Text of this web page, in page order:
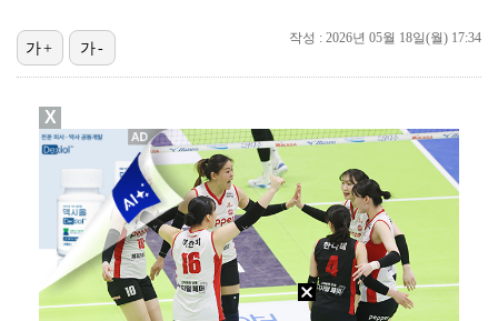
아이들 미연, 첫 日 디지털 싱글 '런어웨이' 발매…청…
박해준, 오늘(6일) '산지직송3' 출격…'폭싹' 강유…
[ST포토] 지유, 키키 리더 미모는 이정도!
[ST포토] 키키 지유, '포인트 안무도 예쁘게'
[ST포토] 지유, '키키 컴백합니다'
작성 : 2026년 05월 18일(월) 17:34
가+ 가-
X